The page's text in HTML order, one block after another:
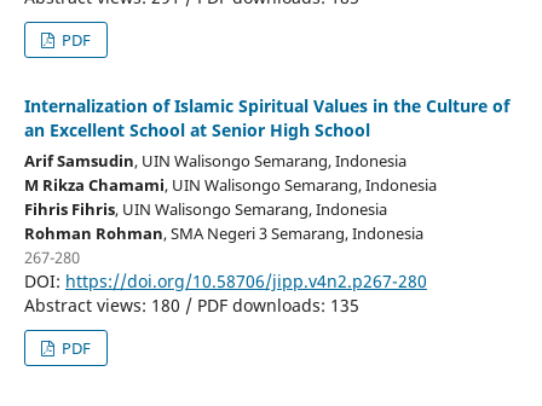
PDF
Internalization of Islamic Spiritual Values in the Culture of
an Excellent School at Senior High School
Arif Samsudin, UIN Walisongo Semarang, Indonesia
M Rikza Chamami, UIN Walisongo Semarang, Indonesia
Fihris Fihris, UIN Walisongo Semarang, Indonesia
Rohman Rohman, SMA Negeri 3 Semarang, Indonesia
267-280
DOI: https://doi.org/10.58706/jipp.v4n2.p267-280
Abstract views: 180 / PDF downloads: 135
PDF